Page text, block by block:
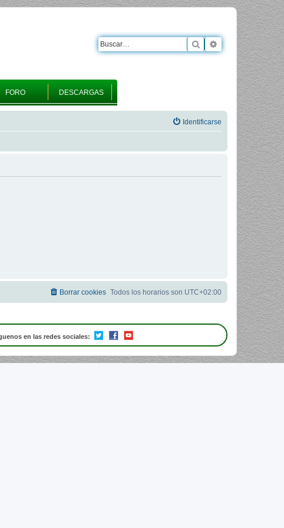
FORO DESCARGAS
Buscar Búsqueda
Identificarse
Todos los horarios son UTC+02:00
Borrar cookies
en las redes sociales: